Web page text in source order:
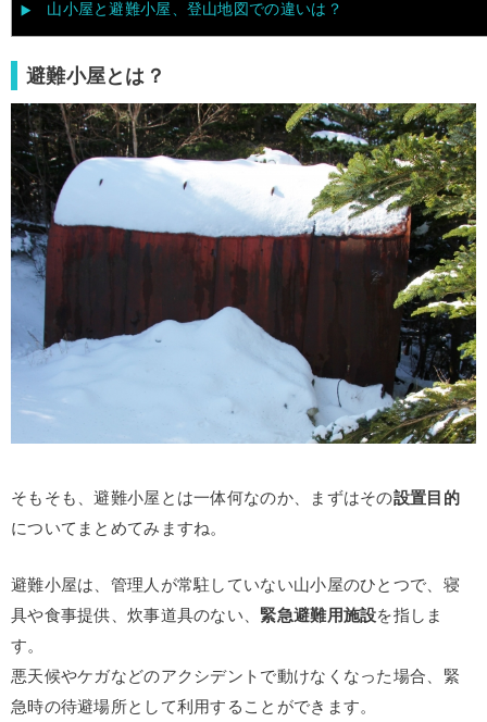
山小屋と避難小屋、登山地図での違いは？
避難小屋とは？
そもそも、避難小屋とは一体何なのか、まずはその設置目的
についてまとめてみますね。
避難小屋は、管理人が常駐していない山小屋のひとつで、寝
具や食事提供、炊事道具のない、 緊急避難用施設を指しま
す。
悪天候やケガなどのアクシデントで動けなくなった場合、緊
急時の待避場所として利用することができます。